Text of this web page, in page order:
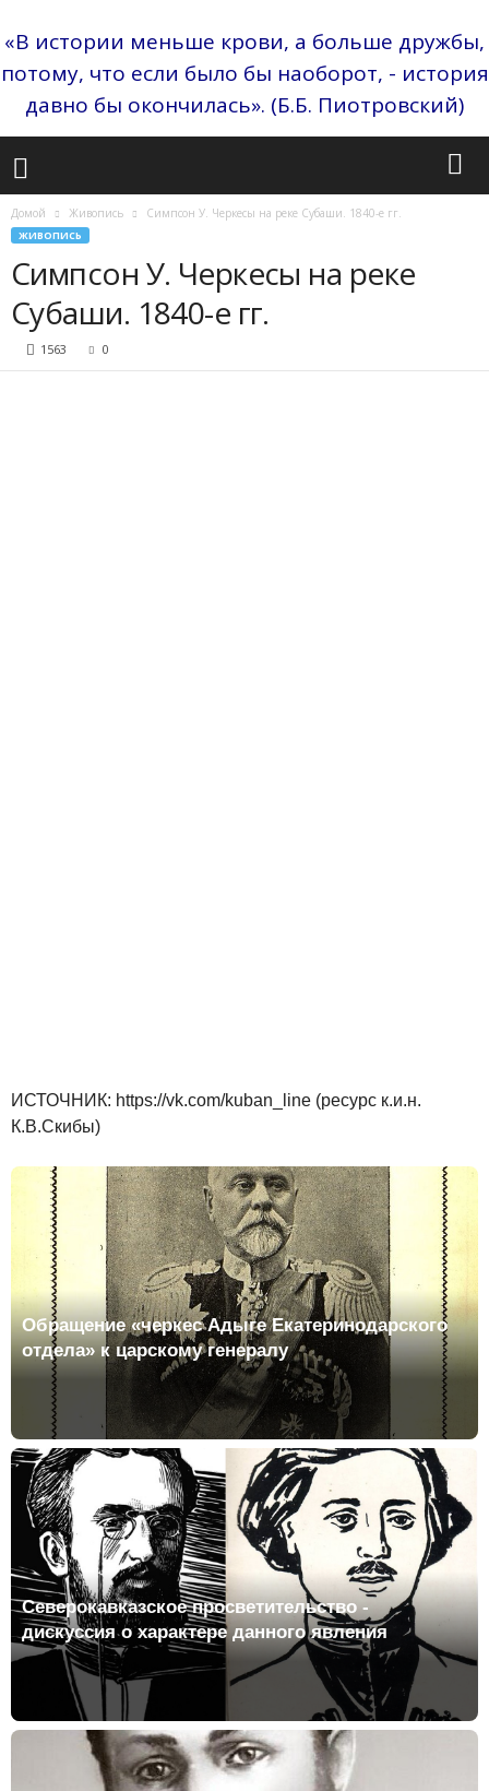
«В истории меньше крови, а больше дружбы,
потому, что если было бы наоборот, - история
давно бы окончилась». (Б.Б. Пиотровский)
Домой Живопись Симпсон У. Черкесы на реке Субаши. 1840-е гг.
ЖИВОПИСЬ
Симпсон У. Черкесы на реке
Субаши. 1840-е гг.
1563 0
ИСТОЧНИК: https://vk.com/kuban_line (ресурс к.и.н.
К.В.Скибы)
Обращение «черкес Адыге Екатеринодарского
отдела» к царскому генералу
Северокавказское просветительство -
дискуссия о характере данного явления